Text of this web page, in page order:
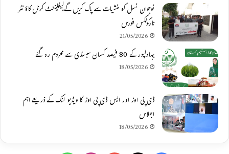
نوجوان نسل کو منشیات سے پاک کریں گے،لیفٹیننٹ کرنل کاؤنٹر
نارکوٹکس فورس
21/05/2026
بہاولپور کے 80 فیصد کسان سبسڈی سے محروم رہ گئے
18/05/2026
ڈی پی اوز اور ایس ڈی پی اوز کا ویڈیو لنک کے ذریعے اہم
اجلاس
18/05/2026